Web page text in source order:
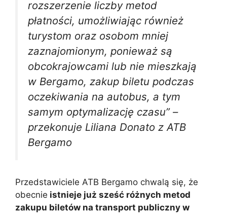
rozszerzenie liczby metod
płatności, umożliwiając również
turystom oraz osobom mniej
zaznajomionym, ponieważ są
obcokrajowcami lub nie mieszkają
w Bergamo, zakup biletu podczas
oczekiwania na autobus, a tym
samym optymalizację czasu” –
przekonuje Liliana Donato z ATB
Bergamo
Przedstawiciele ATB Bergamo chwalą się, że
obecnie istnieje już sześć różnych metod
zakupu biletów na transport publiczny w